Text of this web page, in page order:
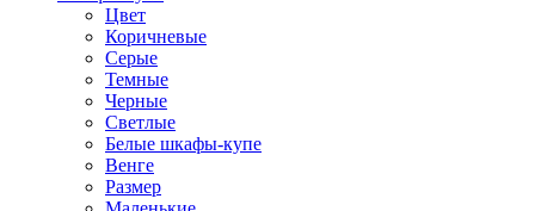
Цвет
Коричневые
Серые
Темные
Черные
Светлые
Белые шкафы-купе
Венге
Размер